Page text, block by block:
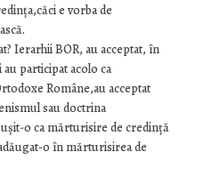
e vorba de
Ierarhii BOR, au acceptat, în
participat acolo ca
Române,au acceptat
sau doctrina
o ca mărturisire de credință
o în mărturisirea de